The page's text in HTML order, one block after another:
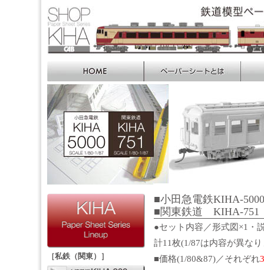
■小田急電鉄KIHA-
■関東鉄道 KIHA-751
●セット内容／形式図×1
計11枚(1/87は内容が異な
■価格(1/80&87)／それぞれ
［私鉄（関東）］